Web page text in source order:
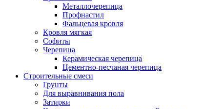
Металлочерепица
Профнастил
Фальцевая кровля
Кровля мягкая
Софиты
Черепица
Керамическая черепица
Цементно-песчаная черепица
Строительные смеси
Грунты
Для выравнивания пола
Затирки